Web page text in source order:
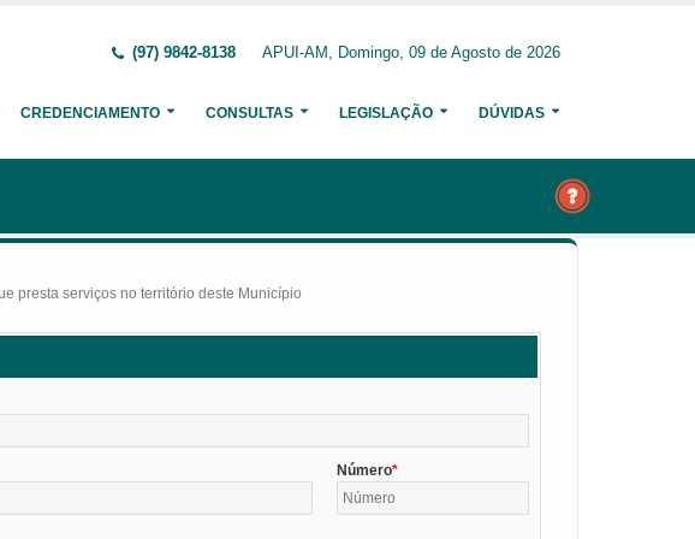
(97) 9842-8138 APUI-AM, Domingo, 09 de Agosto de 2026
CREDENCIAMENTO CONSULTAS LEGISLAÇÃO DÚVIDAS
presta serviços no território deste Município
Número